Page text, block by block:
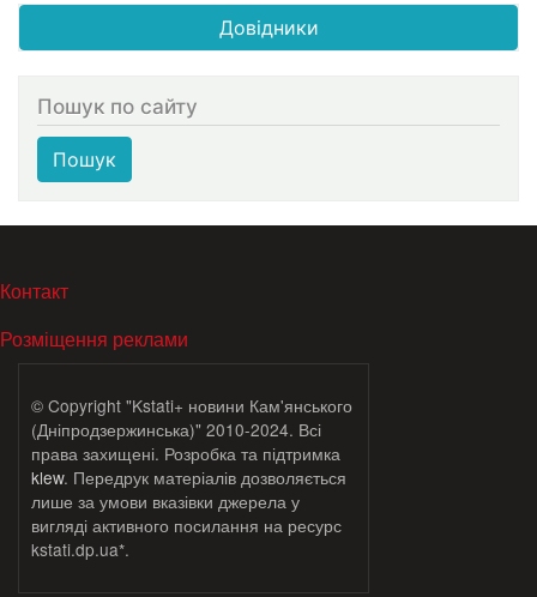
Довідники
Пошук по сайту
Пошук
МЕНЮ В ПОДВАЛЕ
Контакт
Розміщення реклами
© Copyright "Kstati+ новини Кам'янського
(Дніпродзержинська)" 2010-2024. Всі
права захищені. Розробка та підтримка
klew. Передрук матеріалів дозволяється
лише за умови вказівки джерела у
вигляді активного посилання на ресурс
kstati.dp.ua*.